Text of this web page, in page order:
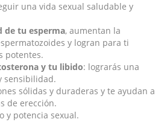
una vida sexual saludable y
de tu esperma, aumentan la
y logran para ti
potentes.
y tu libido: lograrás una
sensibilidad.
sólidas y duraderas y te ayudan a
de erección.
y potencia sexual.